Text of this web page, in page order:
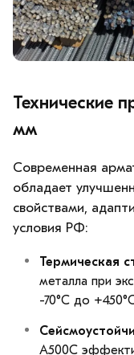
Технические
мм
Современная
обладает
свойствами,
условия РФ:
Термическая
металла при
-70°C до
А500С